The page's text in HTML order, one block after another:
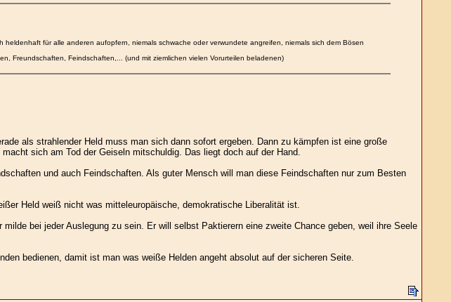
für alle anderen aufopfern, niemals schwache oder verwundete angreifen, niemals sich dem Bösen
Freundschaften, Feindschaften,... (und mit ziemlichen vielen Vorurteilen beladenen)
als strahlender Held muss man sich dann sofort ergeben. Dann zu kämpfen ist eine große
sich am Tod der Geiseln mitschuldig. Das liegt doch auf der Hand.
und auch Feindschaften. Als guter Mensch will man diese Feindschaften nur zum Besten
Held weiß nicht was mitteleuropäische, demokratische Liberalität ist.
bei jeder Auslegung zu sein. Er will selbst Paktierern eine zweite Chance geben, weil ihre Seele
bedienen, damit ist man was weiße Helden angeht absolut auf der sicheren Seite.